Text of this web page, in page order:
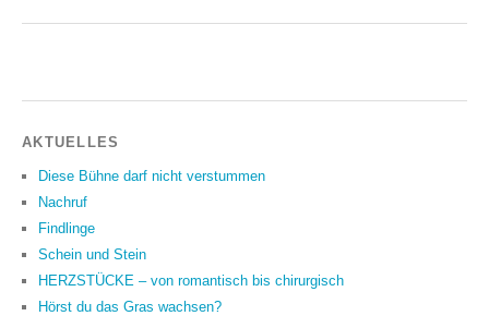
AKTUELLES
Diese Bühne darf nicht verstummen
Nachruf
Findlinge
Schein und Stein
HERZSTÜCKE – von romantisch bis chirurgisch
Hörst du das Gras wachsen?